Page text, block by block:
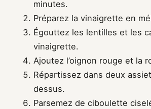
minutes.
Préparez la vinaigrette en
Égouttez les lentilles et les
vinaigrette.
Ajoutez l’oignon rouge et la
Répartissez dans deux
dessus.
Parsemez de ciboulette